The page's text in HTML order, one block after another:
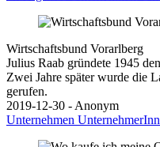
Wirtschaftsbund Vorarlberg
Julius Raab gründete 1945
Zwei Jahre später wurde die
gerufen.
2019-12-30 - Anonym
Unternehmen